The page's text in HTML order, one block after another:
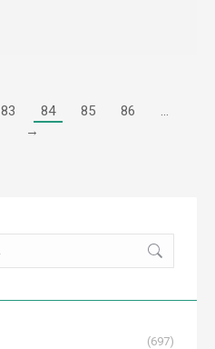
83 84 85 86
…
→
(697)